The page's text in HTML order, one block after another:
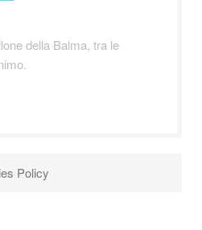
della Balma, tra le
Policy